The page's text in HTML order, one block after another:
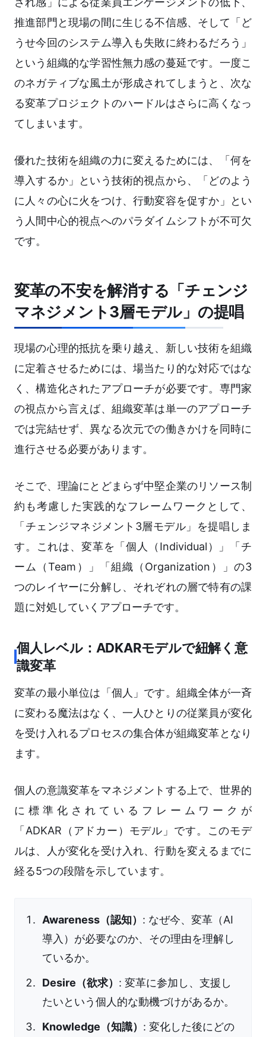
推進部門と現場の間に生じる不信感、そして「ど
うせ今回のシステム導入も失敗に終わるだろう」
という組織的な学習性無力感の蔓延です。一度こ
のネガティブな風土が形成されてしまうと、次な
る変革プロジェクトのハードルはさらに高くなっ
てしまいます。
優れた技術を組織の力に変えるためには、「何を
導入するか」という技術的視点から、「どのよう
に人々の心に火をつけ、行動変容を促すか」とい
う人間中心的視点へのパラダイムシフトが不可欠
です。
変革の不安を解消する「チェンジ
マネジメント3層モデル」の提唱
現場の心理的抵抗を乗り越え、新しい技術を組織
に定着させるためには、場当たり的な対応ではな
く、構造化されたアプローチが必要です。専門家
の視点から言えば、組織変革は単一のアプローチ
では完結せず、異なる次元での働きかけを同時に
進行させる必要があります。
そこで、理論にとどまらず中堅企業のリソース制
約も考慮した実践的なフレームワークとして、
「チェンジマネジメント3層モデル」を提唱しま
す。これは、変革を「個人（Individual）」「チ
ーム（Team）」「組織（Organization）」の3
つのレイヤーに分解し、それぞれの層で特有の課
題に対処していくアプローチです。
個人レベル：ADKARモデルで紐解く意
識変革
変革の最小単位は「個人」です。組織全体が一斉
に変わる魔法はなく、一人ひとりの従業員が変化
を受け入れるプロセスの集合体が組織変革となり
ます。
個人の意識変革をマネジメントする上で、世界的
に標準化されているフレームワークが
「ADKAR（アドカー）モデル」です。このモデ
ルは、人が変化を受け入れ、行動を変えるまでに
経る5つの段階を示しています。
Awareness（認知） : なぜ今、変革（AI
導入）が必要なのか、その理由を理解し
ているか。
Desire（欲求） : 変革に参加し、支援し
たいという個人的な動機づけがあるか。
Knowledge（知識） : 変化した後にどの